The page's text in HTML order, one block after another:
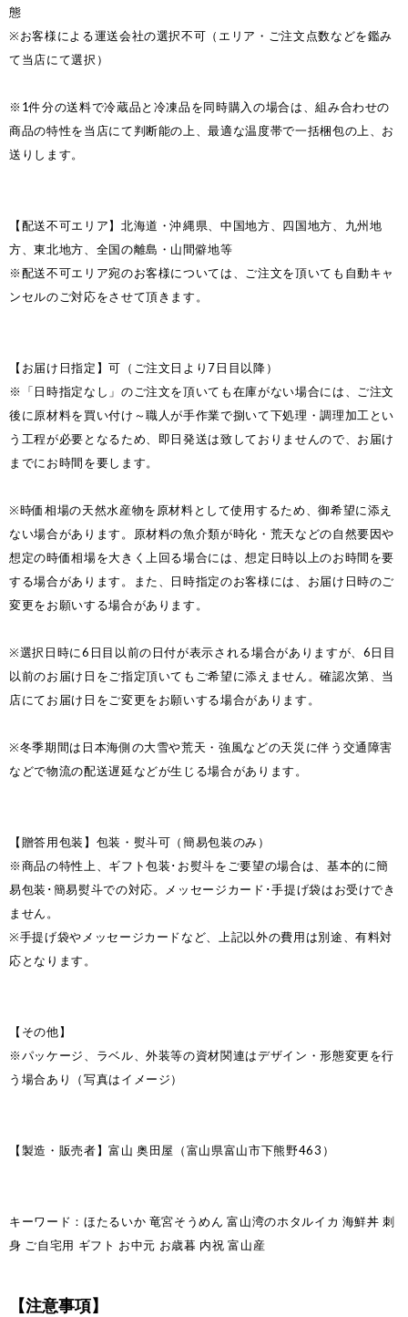
態
※お客様による運送会社の選択不可（エリア・ご注文点数などを鑑み
て当店にて選択）
※1件分の送料で冷蔵品と冷凍品を同時購入の場合は、組み合わせの
商品の特性を当店にて判断能の上、最適な温度帯で一括梱包の上、お
送りします。
【配送不可エリア】北海道・沖縄県、中国地方、四国地方、九州地
方、東北地方、全国の離島・山間僻地等
※配送不可エリア宛のお客様については、ご注文を頂いても自動キャ
ンセルのご対応をさせて頂きます。
【お届け日指定】可（ご注文日より7日目以降）
※「日時指定なし」のご注文を頂いても在庫がない場合には、ご注文
後に原材料を買い付け～職人が手作業で捌いて下処理・調理加工とい
う工程が必要となるため、即日発送は致しておりませんので、お届け
までにお時間を要します。
※時価相場の天然水産物を原材料として使用するため、御希望に添え
ない場合があります。原材料の魚介類が時化・荒天などの自然要因や
想定の時価相場を大きく上回る場合には、想定日時以上のお時間を要
する場合があります。また、日時指定のお客様には、お届け日時のご
変更をお願いする場合があります。
※選択日時に6日目以前の日付が表示される場合がありますが、6日目
以前のお届け日をご指定頂いてもご希望に添えません。確認次第、当
店にてお届け日をご変更をお願いする場合があります。
※冬季期間は日本海側の大雪や荒天・強風などの天災に伴う交通障害
などで物流の配送遅延などが生じる場合があります。
【贈答用包装】包装・熨斗可（簡易包装のみ）
※商品の特性上、ギフト包装･お熨斗をご要望の場合は、基本的に簡
易包装･簡易熨斗での対応。メッセージカード･手提げ袋はお受けでき
ません。
※手提げ袋やメッセージカードなど、上記以外の費用は別途、有料対
応となります。
【その他】
※パッケージ、ラベル、外装等の資材関連はデザイン・形態変更を行
う場合あり（写真はイメージ）
【製造・販売者】富山 奥田屋（富山県富山市下熊野463）
キーワード：ほたるいか 竜宮そうめん 富山湾のホタルイカ 海鮮丼 刺
身 ご自宅用 ギフト お中元 お歳暮 内祝 富山産
【注意事項】